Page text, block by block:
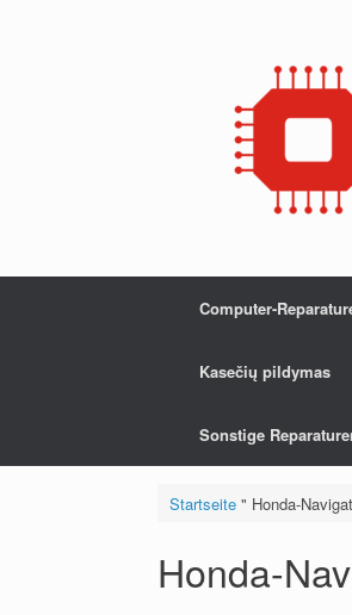
Computer-
Kasečių pildymas
Sonstige
Startseite" Honda-
Honda-